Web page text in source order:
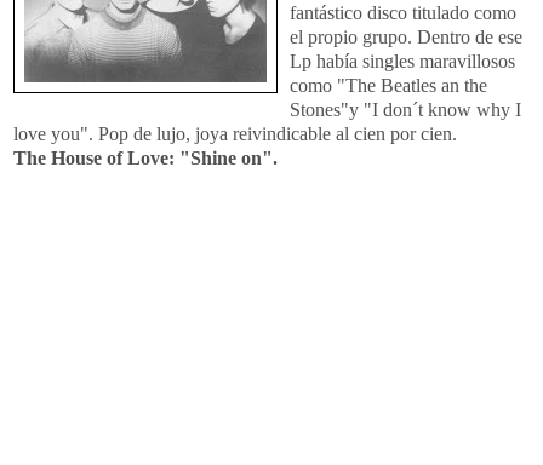
fantástico disco titulado como
el propio grupo. Dentro de ese
Lp había singles maravillosos
como "The Beatles an the
Stones"y "I don´t know why I
love you". Pop de lujo, joya reivindicable al cien por cien.
The House of Love: "Shine on".